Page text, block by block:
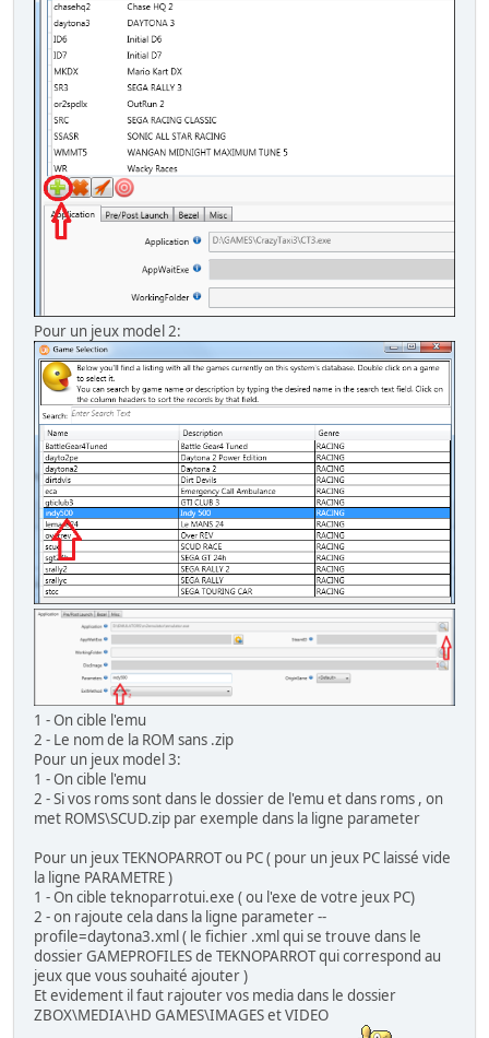
Pour un jeux model 2:
1 - On cible l'emu
2 - Le nom de la ROM sans .zip
Pour un jeux model 3:
1 - On cible l'emu
2 - Si vos roms sont dans le dossier de l'emu et dans roms , on
met ROMS\SCUD.zip par exemple dans la ligne parameter
Pour un jeux TEKNOPARROT ou PC ( pour un jeux PC laissé vide
la ligne PARAMETRE )
1 - On cible teknoparrotui.exe ( ou l'exe de votre jeux PC)
2 - on rajoute cela dans la ligne parameter --
profile=daytona3.xml ( le fichier .xml qui se trouve dans le
dossier GAMEPROFILES de TEKNOPARROT qui correspond au
jeux que vous souhaité ajouter )
Et evidement il faut rajouter vos media dans le dossier
ZBOX\MEDIA\HD GAMES\IMAGES et VIDEO